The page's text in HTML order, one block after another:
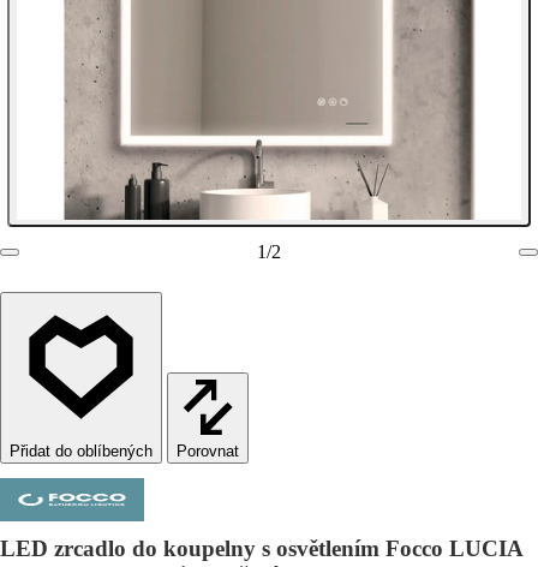
1/2
Porovnat
LED zrcadlo do koupelny s osvětlením Focco LUCIA